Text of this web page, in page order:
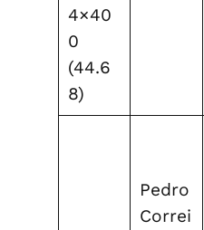
4×40
0
(44.6
8)
Pedro
Correi